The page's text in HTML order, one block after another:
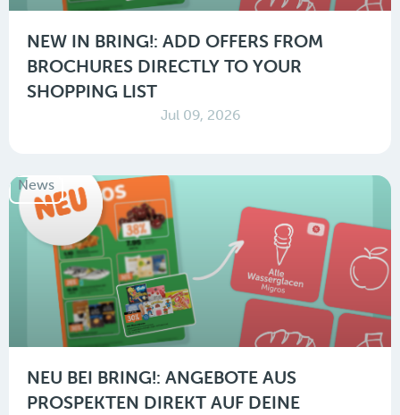
NEW IN BRING!: ADD OFFERS FROM
BROCHURES DIRECTLY TO YOUR
SHOPPING LIST
Jul 09, 2026
News
NEU BEI BRING!: ANGEBOTE AUS
PROSPEKTEN DIREKT AUF DEINE